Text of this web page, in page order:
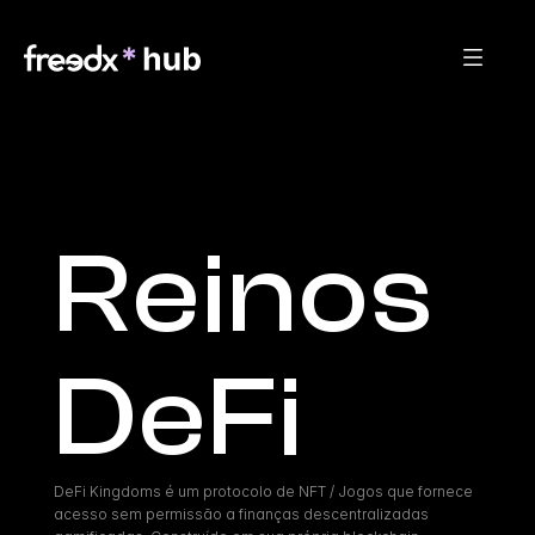
Reinos
DeFi
DeFi Kingdoms é um protocolo de NFT / Jogos que fornece
acesso sem permissão a finanças descentralizadas